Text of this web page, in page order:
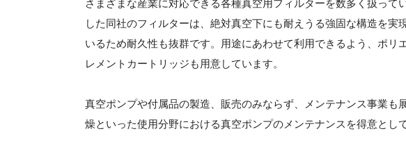
さまざまな産業に対応できる各種真空用フィルターを数多く扱って
した同社のフィルターは、絶対真空下にも耐えうる強固な構造を実
いるため耐久性も抜群です。用途にあわせて利用できるよう、ポリ
レメントカートリッジも用意しています。
真空ポンプや付属品の製造、販売のみならず、メンテナンス事業も
燥といった使用分野における真空ポンプのメンテナンスを得意とし